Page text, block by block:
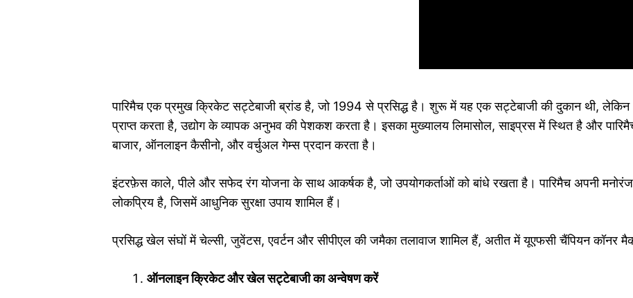
पारिमैच एक प्रमुख क्रिकेट सट्टेबाजी ब्रांड है, जो 1994 से प्रसिद्ध है। शुरू में यह एक सट्टेबाजी की दुकान थी,
प्राप्त करता है, उद्योग के व्यापक अनुभव की पेशकश करता है। इसका मुख्यालय लिमासोल, साइप्रस में स्थित है और
बाजार, ऑनलाइन कैसीनो, और वर्चुअल गेम्स प्रदान करता है।
इंटरफ़ेस काले, पीले और सफेद रंग योजना के साथ आकर्षक है, जो उपयोगकर्ताओं को बांधे रखता है। पारिमैच अपनी
लोकप्रिय है, जिसमें आधुनिक सुरक्षा उपाय शामिल हैं।
प्रसिद्ध खेल संघों में चेल्सी, जुवेंटस, एवर्टन और सीपीएल की जमैका तलावाज शामिल हैं, अतीत में यूएफसी चैंपियन कॉनर
ऑनलाइन क्रिकेट और खेल सट्टेबाजी का अन्वेषण करें